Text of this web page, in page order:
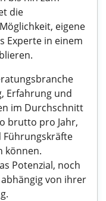
die
eigene
Experte in einem
Erfahrung und
im Durchschnitt
brutto pro Jahr,
können.
Potenzial, noch
von ihrer